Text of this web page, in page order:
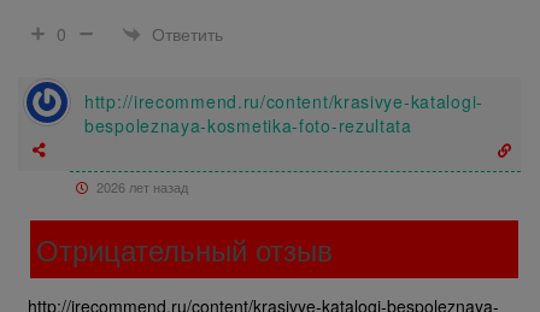
0
Ответить
http://irecommend.ru/content/krasivye-katalogi-
bespoleznaya-kosmetika-foto-rezultata
2026 лет назад
Отрицательный отзыв
http://irecommend.ru/content/krasivye-katalogi-bespoleznaya-